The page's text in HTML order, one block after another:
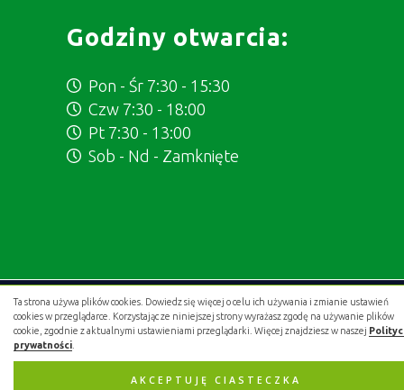
Ta strona używa plików cookies. Dowiedz się więcej o celu ich używania i zmianie ustawień
cookies w przeglądarce. Korzystając ze niniejszej strony wyrażasz zgodę na używanie plików
cookie, zgodnie z aktualnymi ustawieniami przeglądarki. Więcej znajdziesz w naszej
prywatności
AKCEPTUJĘ CIASTECZKA
Godziny otwarcia:
Pon - Śr 7:30 - 15:30
Czw 7:30 - 18:00
Pt 7:30 - 13:00
Sob - Nd - Zamknięte
Projekt i wykonanie:.gold studio digital